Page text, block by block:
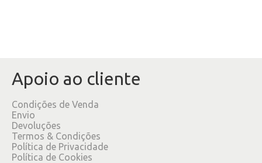
Apoio ao cliente
Condições de Venda
Envio
Devoluções
Termos & Condições
Política de Privacidade
Política de Cookies